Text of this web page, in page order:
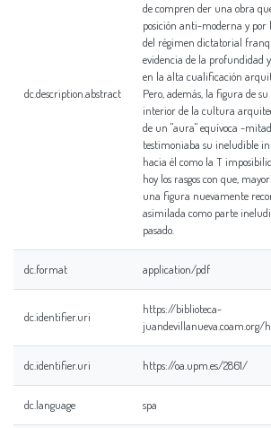
dc.description.abstract
de compren der una obra
posición anti-moderna y por
del régimen dictatorial
evidencia de la profundidad
en la alta cualificación
Pero, además, la figura de
interior de la cultura
de un "aura" equívoca -
testimoniaba su ineludible
hacia él como la T
hoy los rasgos con que,
una figura nuevamente
asimilada como parte
pasado.
dc.format application/pdf
dc.identifier.uri
https://biblioteca-
juandevillanueva.coam.org/
dc.identifier.uri https://oa.upm.es/2861/
dc.language spa